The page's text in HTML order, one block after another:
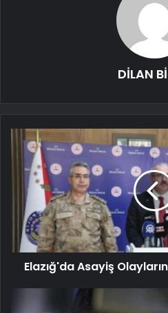
DİLAN
Elazığ'da Asayiş